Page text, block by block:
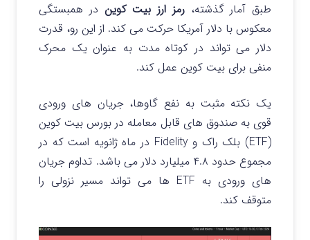
طبق آمار گذشته،رمز ارز بیت کوین در همبستگی
معکوس با دلار آمریکا حرکت می کند. از این رو، قدرت
دلار می تواند در کوتاه مدت به عنوان یک محرک
منفی برای بیت کوین عمل کند.
یک نکته مثبت به نفع گاوها، جریان های ورودی
قوی به صندوق های قابل معامله در بورس بیت کوین
(ETF) بلک راک و Fidelity در ماه ژانویه است که در
مجموع حدود ۴.۸ میلیارد دلار می باشد. تداوم جریان
های ورودی به ETF ها می تواند مسیر نزولی را
متوقف کند.